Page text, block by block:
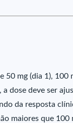
mg (dia 1), 100
dose deve ser
da resposta
maiores que 100